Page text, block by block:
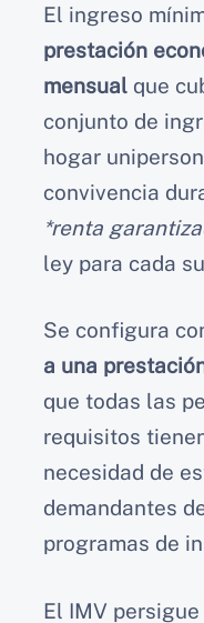
El ingreso
prestación
mensual que
conjunto de
hogar
convivencia
*renta
ley para cada
Se configura
a una
que todas las
requisitos
necesidad de
demandantes
programas de
El IMV